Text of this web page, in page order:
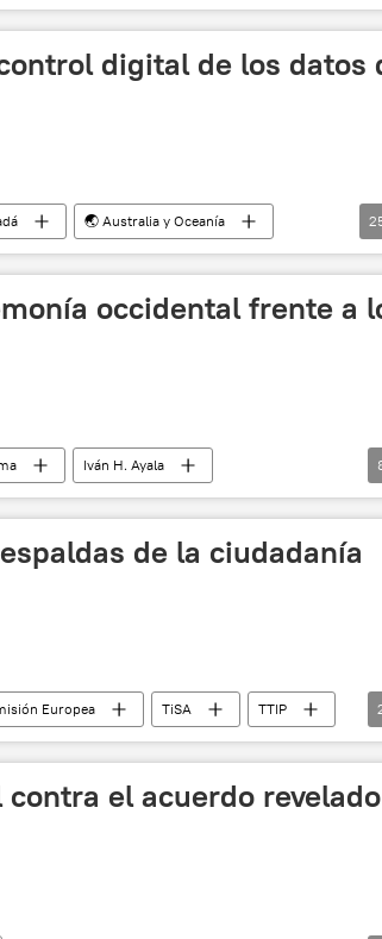
digital de los datos
🌏 Australia y Oceanía
Colombia
Pakistán
occidental frente a
Iván H. Ayala
TTIP TiSA
TTP
de la ciudadanía
Europea TiSA
TTIP
el acuerdo revelado